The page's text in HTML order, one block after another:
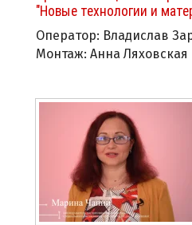
"Новые технологии и
Оператор: Владислав
Монтаж: Анна Ляховская